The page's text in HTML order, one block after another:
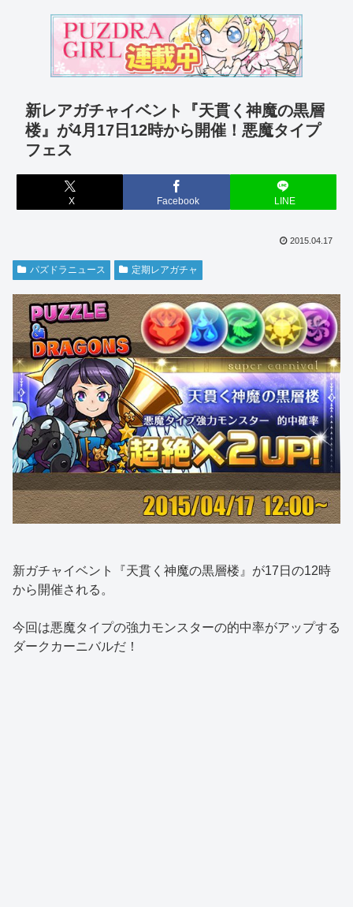
新レアガチャイベント『天貫く神魔の黒層
楼』が4月17日12時から開催！悪魔タイプ
フェス
X Facebook LINE
2015.04.17
パズドラニュース 定期レアガチャ
新ガチャイベント『天貫く神魔の黒層楼』が17日の12時
から開催される。
今回は悪魔タイプの強力モンスターの的中率がアップする
ダークカーニバルだ！